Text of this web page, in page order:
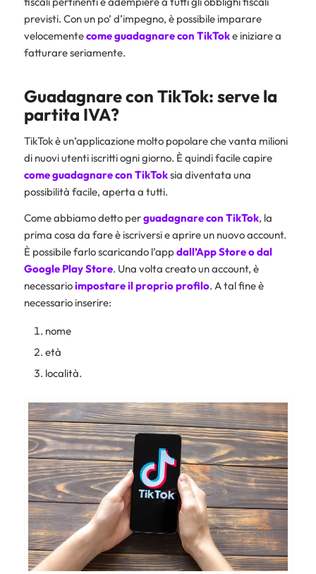
previsti. Con un po’ d’impegno, è possibile imparare
velocementecome guadagnare con TikToke iniziare a
fatturare seriamente.
Guadagnare con TikTok: serve la
partita IVA?
TikTok è un’applicazione molto popolare che vanta milioni
di nuovi utenti iscritti ogni giorno. È quindi facile capire
come guadagnare con TikToksia diventata una
possibilità facile, aperta a tutti.
Come abbiamo detto perguadagnare con TikTok, la
prima cosa da fare è iscriversi e aprire un nuovo account.
È possibile farlo scaricando l’appdall’App Store o dal
Google Play Store. Una volta creato un account, è
necessarioimpostare il proprio profilo. A tal fine è
necessario inserire:
nome
età
località.